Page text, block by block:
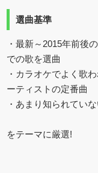
選曲基準
・最新～2015年前後
での歌を選曲
・カラオケでよく歌
ーティストの定番曲
・あまり知られてい
をテーマに厳選!